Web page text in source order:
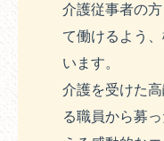
介護従事者の
て働けるよう
います。
介護を受けた
る職員から募